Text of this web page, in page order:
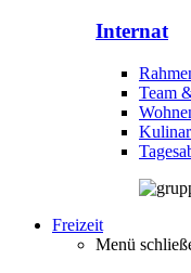
Internat
Team
Freizeit
Menü